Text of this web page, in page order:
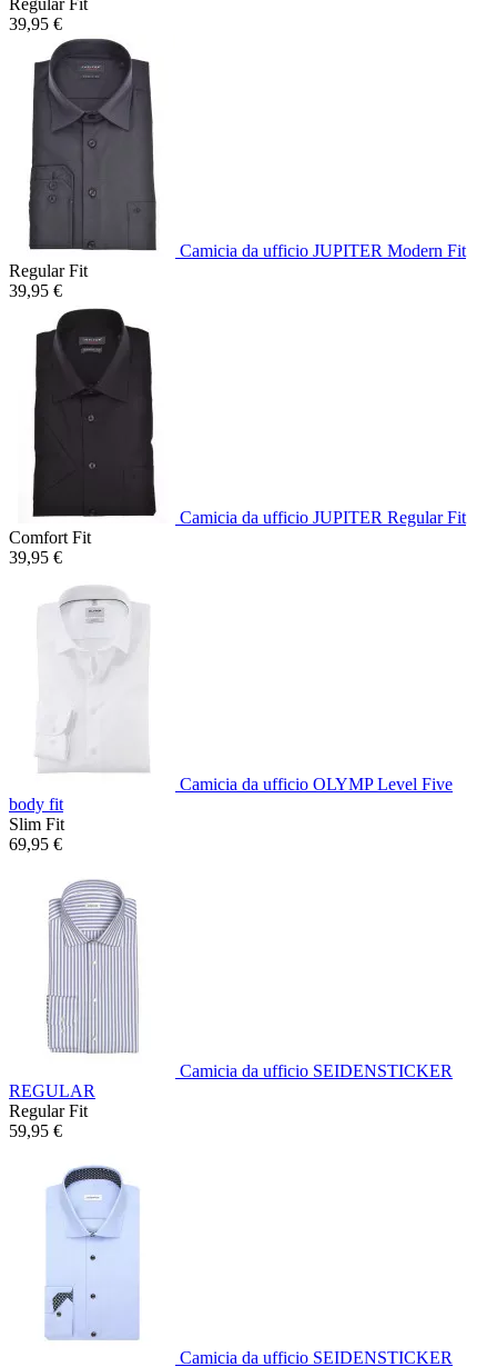
39,95 €
Camicia da ufficio JUPITER Modern Fit
Regular Fit
39,95 €
Camicia da ufficio JUPITER Regular Fit
Comfort Fit
39,95 €
Camicia da ufficio OLYMP Level Five
body fit
Slim Fit
69,95 €
Camicia da ufficio SEIDENSTICKER
REGULAR
Regular Fit
59,95 €
Camicia da ufficio SEIDENSTICKER